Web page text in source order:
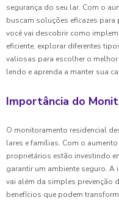
segurança do seu lar. Com o
buscam soluções eficazes para
você vai descobrir como
eficiente, explorar diferentes
valiosas para escolher o
lendo e aprenda a manter sua
Importância do
O monitoramento residencial
lares e famílias. Com o
proprietários estão investindo
garantir um ambiente seguro.
vai além da simples prevenção
benefícios que podem